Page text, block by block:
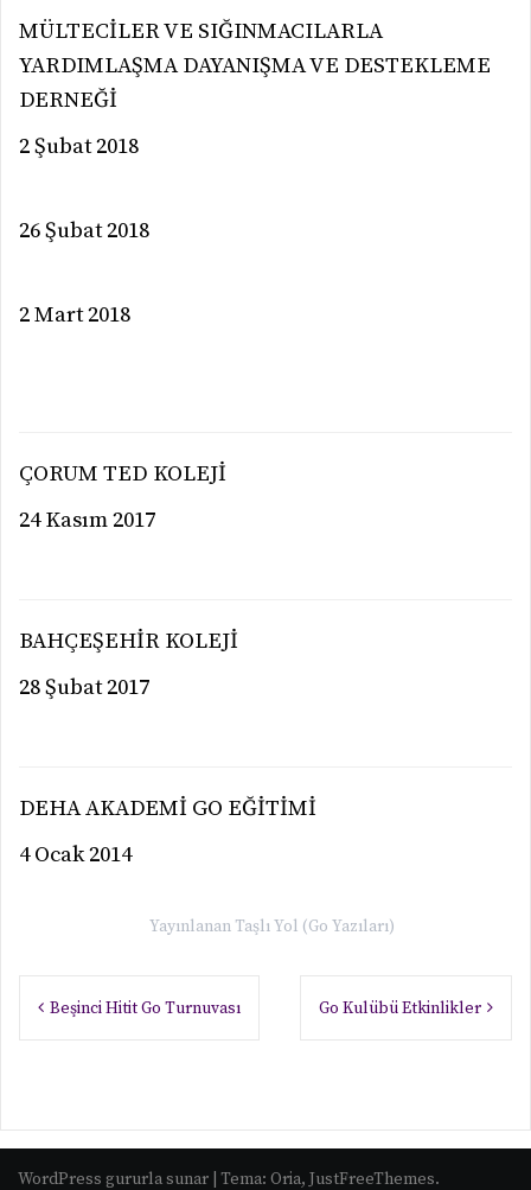
MÜLTECİLER VE SIĞINMACILARLA
YARDIMLAŞMA DAYANIŞMA VE DESTEKLEME
DERNEĞİ
2 Şubat 2018
26 Şubat 2018
2 Mart 2018
ÇORUM TED KOLEJİ
24 Kasım 2017
BAHÇEŞEHİR KOLEJİ
28 Şubat 2017
DEHA AKADEMİ GO EĞİTİMİ
4 Ocak 2014
Yayınlanan Taşlı Yol (Go Yazıları)
Yazı
Beşinci Hitit Go Turnuvası Go Kulübü Etkinlikler
WordPress gururla sunar Tema: Oria, JustFreeThemes.